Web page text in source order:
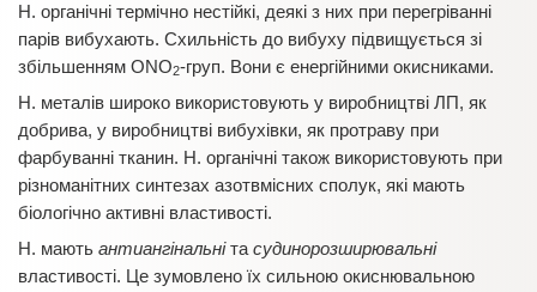
Н. органічні термічно нестійкі, деякі з них при перегріванні
парів вибухають. Схильність до вибуху підвищується зі
збільшенням ONO2-груп. Вони є енергійними окисниками.
Н. металів широко використовують у виробництві ЛП, як
добрива, у виробництві вибухівки, як протраву при
фарбуванні тканин. Н. органічні також використовують при
різноманітних синтезах азотвмісних сполук, які мають
біологічно активні властивості.
Н. мають антиангінальніта судинорозширювальні
властивості. Це зумовлено їх сильною окиснювальною